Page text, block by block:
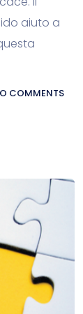
aiuto a
COMMENTS